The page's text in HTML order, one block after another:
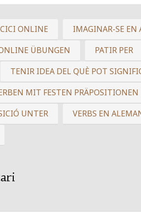
ONLINE IMAGINAR-SE EN
ÜBUNGEN PATIR PER
TENIR IDEA DEL QUÈ POT
MIT FESTEN PRÄPOSITIONEN
UNTER
VERBS EN